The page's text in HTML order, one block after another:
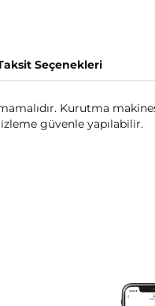
Seçenekleri
Kurutma
güvenle yapılabilir.